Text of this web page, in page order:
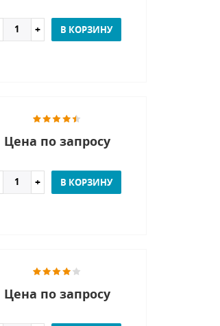
В КОРЗИНУ
Цена по запросу
В КОРЗИНУ
Цена по запросу